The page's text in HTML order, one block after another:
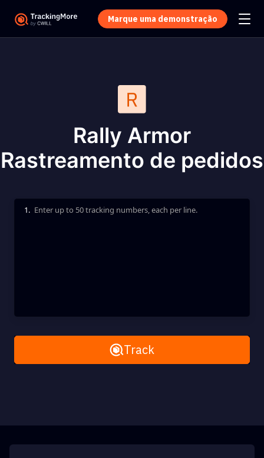
Marque uma demonstração
Rally Armor
Rastreamento de pedidos
Enter up to 50 tracking numbers, each per line.
1.
Remove AllTrack